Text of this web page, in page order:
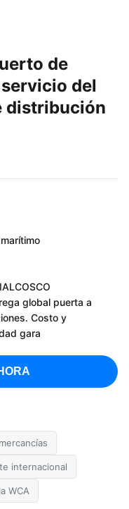
de
del
distribución
global puerta a
Costo y
gara
internacional
WCA